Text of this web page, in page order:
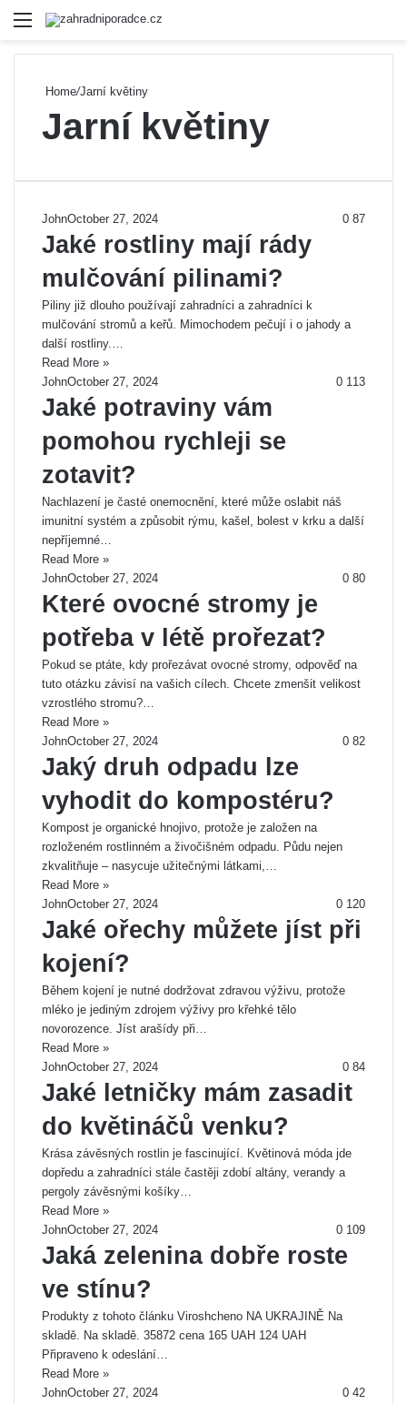
Menu
Home/Jarní květiny
Jarní květiny
JohnOctober 27, 2024 0 87
Jaké rostliny mají rády
mulčování pilinami?
Piliny již dlouho používají zahradníci a zahradníci k
mulčování stromů a keřů. Mimochodem pečují i ​​o jahody a
další rostliny.…
Read More »
JohnOctober 27, 2024 0 113
Jaké potraviny vám
pomohou rychleji se
zotavit?
Nachlazení je časté onemocnění, které může oslabit náš
imunitní systém a způsobit rýmu, kašel, bolest v krku a další
nepříjemné…
Read More »
JohnOctober 27, 2024 0 80
Které ovocné stromy je
potřeba v létě prořezat?
Pokud se ptáte, kdy prořezávat ovocné stromy, odpověď na
tuto otázku závisí na vašich cílech. Chcete zmenšit velikost
vzrostlého stromu?…
Read More »
JohnOctober 27, 2024 0 82
Jaký druh odpadu lze
vyhodit do kompostéru?
Kompost je organické hnojivo, protože je založen na
rozloženém rostlinném a živočišném odpadu. Půdu nejen
zkvalitňuje – nasycuje užitečnými látkami,…
Read More »
JohnOctober 27, 2024 0 120
Jaké ořechy můžete jíst při
kojení?
Během kojení je nutné dodržovat zdravou výživu, protože
mléko je jediným zdrojem výživy pro křehké tělo
novorozence. Jíst arašídy při…
Read More »
JohnOctober 27, 2024 0 84
Jaké letničky mám zasadit
do květináčů venku?
Krása závěsných rostlin je fascinující. Květinová móda jde
dopředu a zahradníci stále častěji zdobí altány, verandy a
pergoly závěsnými košíky…
Read More »
JohnOctober 27, 2024 0 109
Jaká zelenina dobře roste
ve stínu?
Produkty z tohoto článku Viroshcheno NA UKRAJINĚ Na
skladě. Na skladě. 35872 cena 165 UAH 124 UAH
Připraveno k odeslání…
Read More »
JohnOctober 27, 2024 0 42